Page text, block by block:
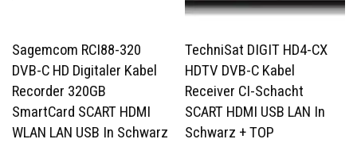
Sagemcom RCI88-320
DVB-C HD Digitaler Kabel
Recorder 320GB
SmartCard SCART HDMI
WLAN LAN USB In Schwarz
TechniSat DIGIT HD4-CX
HDTV DVB-C Kabel
Receiver CI-Schacht
SCART HDMI USB LAN In
Schwarz + TOP